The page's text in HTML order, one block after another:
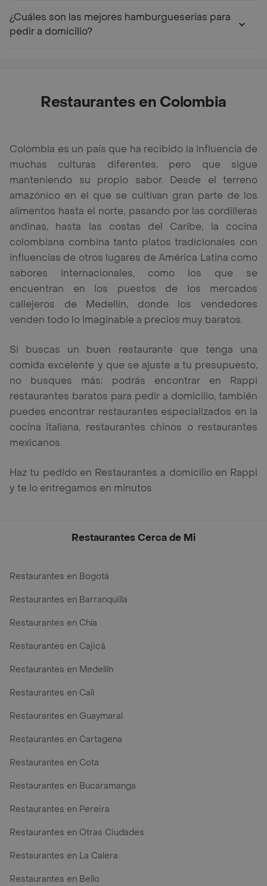
¿Cuáles son las mejores hamburgueserías para
pedir a domicilio?
Restaurantes en Colombia
Colombia es un país que ha recibido la influencia de
muchas culturas diferentes, pero que sigue
manteniendo su propio sabor. Desde el terreno
amazónico en el que se cultivan gran parte de los
alimentos hasta el norte, pasando por las cordilleras
andinas, hasta las costas del Caribe, la cocina
colombiana combina tanto platos tradicionales con
influencias de otros lugares de América Latina como
sabores internacionales, como los que se
encuentran en los puestos de los mercados
callejeros de Medellín, donde los vendedores
venden todo lo imaginable a precios muy baratos.
Si buscas un buen restaurante que tenga una
comida excelente y que se ajuste a tu presupuesto,
no busques más; podrás encontrar en Rappi
restaurantes baratos para pedir a domicilio, también
puedes encontrar restaurantes especializados en la
cocina italiana, restaurantes chinos o restaurantes
mexicanos.
Haz tu pedido en Restaurantes a domicilio en Rappi
y te lo entregamos en minutos
Restaurantes Cerca de Mi
Restaurantes en Bogotá
Restaurantes en Barranquilla
Restaurantes en Chía
Restaurantes en Cajicá
Restaurantes en Medellín
Restaurantes en Cali
Restaurantes en Guaymaral
Restaurantes en Cartagena
Restaurantes en Cota
Restaurantes en Bucaramanga
Restaurantes en Pereira
Restaurantes en Otras Ciudades
Restaurantes en La Calera
Restaurantes en Bello